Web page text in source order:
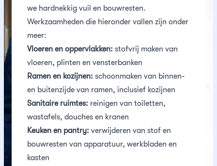
we hardnekkig vuil en bouwresten.
Werkzaamheden die hieronder vallen zijn onder
meer:
Vloeren en oppervlakken: stofvrij maken van
vloeren, plinten en vensterbanken
Ramen en kozijnen: schoonmaken van binnen-
en buitenzijde van ramen, inclusief kozijnen
Sanitaire ruimtes: reinigen van toiletten,
wastafels, douches en kranen
Keuken en pantry: verwijderen van stof en
bouwresten van apparatuur, werkbladen en
kasten